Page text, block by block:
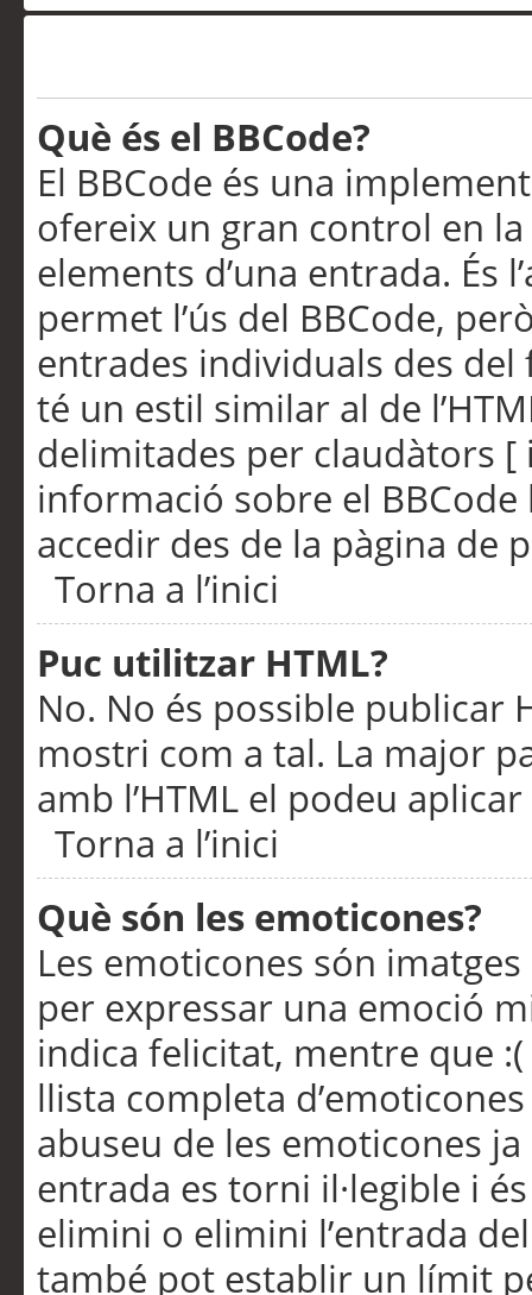
Què és el BBCode?
El BBCode és una
ofereix un gran control en
elements d’una entrada. És
permet l’ús del BBCode,
entrades individuals des
té un estil similar al de
delimitades per claudàtors [
informació sobre el
accedir des de la pàgina de
Torna a l’inici
Puc utilitzar HTML?
No. No és possible publicar
mostri com a tal. La major
amb l’HTML el podeu
Torna a l’inici
Què són les emoticones?
Les emoticones són
per expressar una emoció
indica felicitat, mentre que
llista completa
abuseu de les emoticones
entrada es torni il·legible i
elimini o elimini l’entrada
també pot establir un límit